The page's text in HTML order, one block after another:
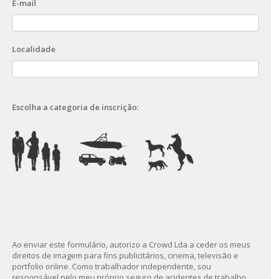
E-mail
Localidade
Escolha a categoria de inscrição:
Ao enviar este formulário, autorizo a Crowd Lda a ceder os meus
direitos de imagem para fins publicitários, cinema, televisão e
portfolio online. Como trabalhador independente, sou